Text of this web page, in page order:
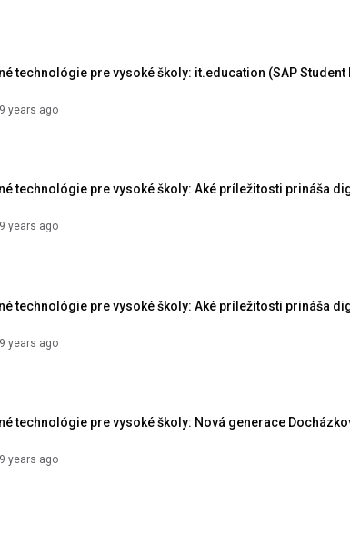
technológie pre vysoké školy: it.education (SAP
9 years ago
technológie pre vysoké školy: Aké príležitosti prináša
9 years ago
technológie pre vysoké školy: Aké príležitosti prináša
9 years ago
technológie pre vysoké školy: Nová generace
9 years ago